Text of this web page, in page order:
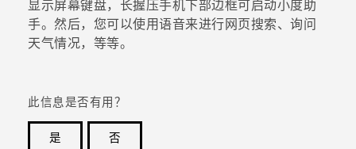
显示屏幕键盘，长握压手机下部边框可启动小度助
手。然后，您可以使用语音来进行网页搜索、询问
天气情况，等等。
此信息是否有用？
是
否